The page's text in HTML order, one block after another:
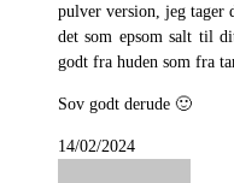
pulver version, jeg tager
det som epsom salt til
godt fra huden som fra
Sov godt derude 🙂
14/02/2024